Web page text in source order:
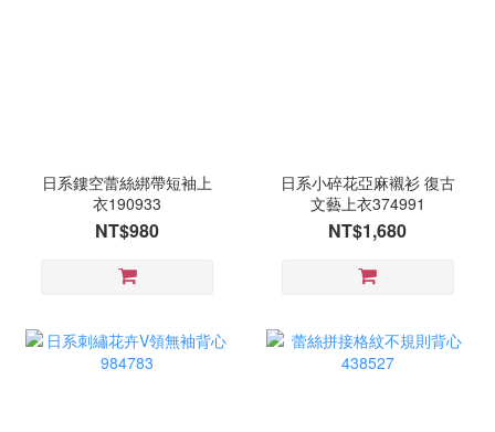
日系鏤空蕾絲綁帶短袖上
衣190933
NT$980
日系小碎花亞麻襯衫 復古
文藝上衣374991
NT$1,680